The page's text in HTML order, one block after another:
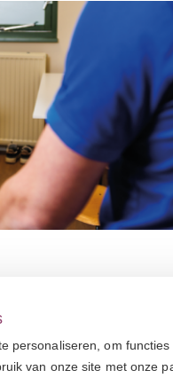
personaliseren, om
van onze site met onze
Ze voelen zich: